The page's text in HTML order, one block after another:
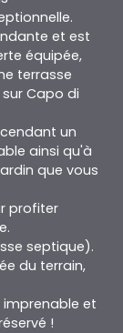
et est
équipée,
terrasse
Capo di
un
ainsi qu'à
que vous
profiter
septique).
du terrain,
imprenable et
!